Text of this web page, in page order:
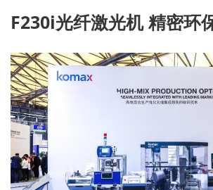
F230i光纤激光机 精密环